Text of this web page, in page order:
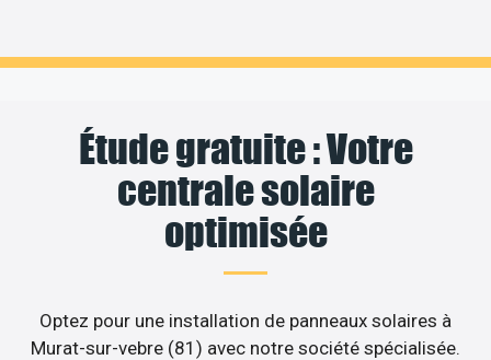
Étude gratuite : Votre
centrale solaire
optimisée
Optez pour une installation de panneaux solaires à
Murat-sur-vebre (81) avec notre société spécialisée.